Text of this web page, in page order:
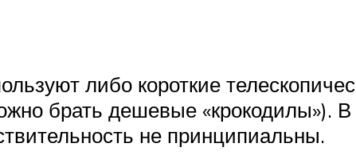
либо короткие
брать дешевые «крокодилы»). В
не принципиальны.